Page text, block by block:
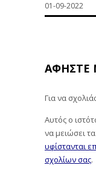
01-09-2022
ΑΦΉΣΤΕ
Για να
Αυτός ο
να μειώσει
υφίστανται
σχολίων σας.